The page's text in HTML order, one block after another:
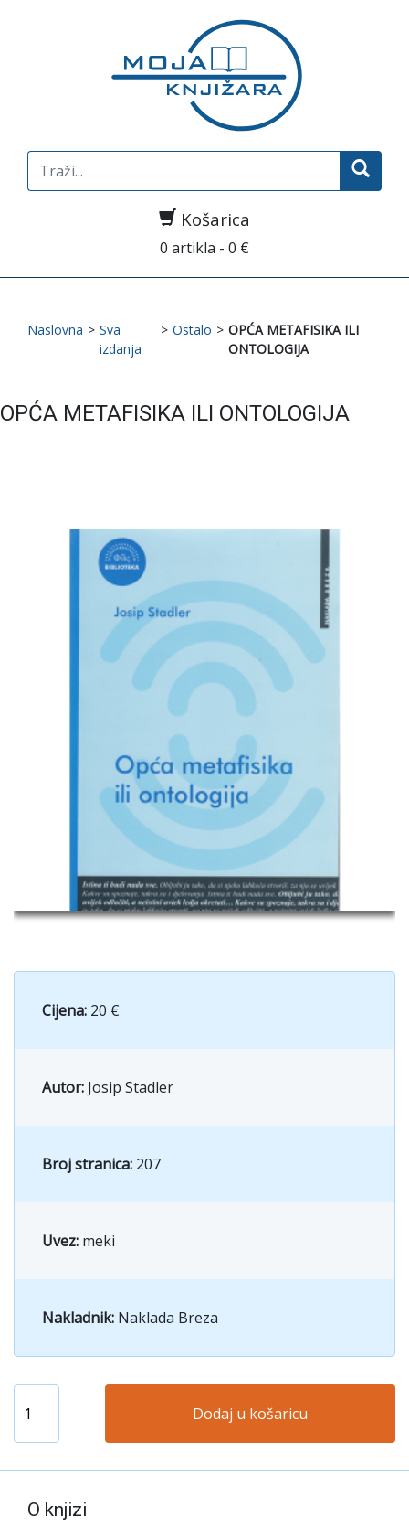
Search
for:
Košarica
0 artikla - 0 €
Naslovna > Sva
izdanja
> Ostalo > OPĆA METAFISIKA ILI
ONTOLOGIJA
OPĆA METAFISIKA ILI ONTOLOGIJA
Cijena: 20 €
Autor: Josip Stadler
Broj stranica: 207
Uvez: meki
Nakladnik: Naklada Breza
Dodaj u košaricu
O knjizi